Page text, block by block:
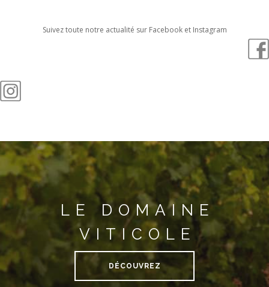
Suivez toute notre actualité sur Facebook et Instagram
LE DOMAINE
VITICOLE
DÉCOUVREZ